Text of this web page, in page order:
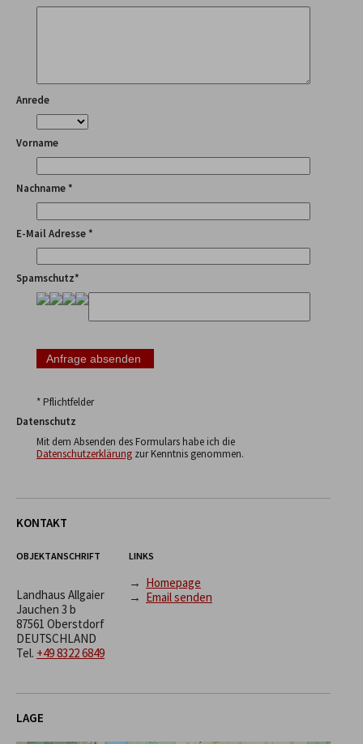
Anrede
Vorname
Nachname *
E-Mail Adresse *
Spamschutz*
* Pflichtfelder
Datenschutz
Mit dem Absenden des Formulars habe ich die
Datenschutzerklärung zur Kenntnis genommen.
KONTAKT
OBJEKTANSCHRIFT
Landhaus Allgaier
Jauchen 3 b
87561 Oberstdorf
DEUTSCHLAND
Tel. +49 8322 6849
LINKS
→ Homepage
→ Email senden
LAGE